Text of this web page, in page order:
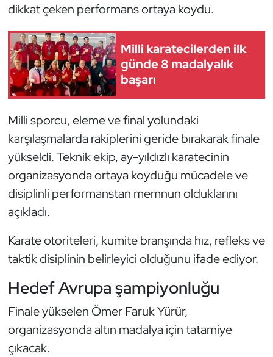
dikkat çeken performans ortaya koydu.
Milli karatecilerden ilk
günde 8 madalyalık
başarı
Milli sporcu, eleme ve final yolundaki
karşılaşmalarda rakiplerini geride bırakarak finale
yükseldi. Teknik ekip, ay-yıldızlı karatecinin
organizasyonda ortaya koyduğu mücadele ve
disiplinli performanstan memnun olduklarını
açıkladı.
Karate otoriteleri, kumite branşında hız, refleks ve
taktik disiplinin belirleyici olduğunu ifade ediyor.
Hedef Avrupa şampiyonluğu
Finale yükselen Ömer Faruk Yürür,
organizasyonda altın madalya için tatamiye
çıkacak.
Halter
Hava Sporları
Hentbol
İşitme Engelli Sporcular
Judo ve Kuraş
Kano ve Rafting
Karate
Kick Boks